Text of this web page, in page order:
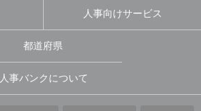
人事向けサービス
都道府県
人事バンクについて